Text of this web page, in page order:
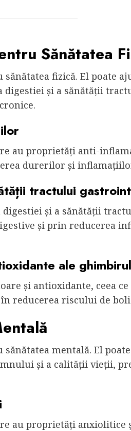
Sănătatea
fizică. El poate
și a sănătății
au proprietăți anti-
durerilor și
tractului
și a sănătății
și prin reducerea
ale
și antioxidante, ceea ce
reducerea riscului de boli
mentală. El
și a calității vieții,
au proprietăți anxiolitice